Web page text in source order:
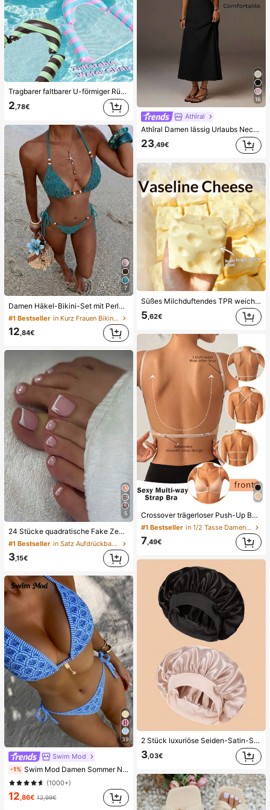
Tragbarer faltbarer U-förmiger Rückenlehnen-Wasserschwimmer, Farbblock-gestreifter Cut Out Mesh-aufblasbarer schwimmender Stuhl, Outdoor-Strand-Heißwasser-Wasserspiel-Schwimmmatte
2,78€
7
Damen Häkel-Bikini-Set mit Perlen, Neckholder, rückenfrei, sexy, 2-teiliger Badeanzug im Boho-Stil, geeignet für Strand, Urlaub und Poolparty im Sommer, Resort-Wear
#1 Bestseller in Kurz Frauen Bikini-Sets
12 ,84€
5
24 Stücke quadratische Fake Zehennägel Aufkleber für neue Nagelkunst! Modischer Retro-Nude-Weiß-Basis, Wolkenweiß-Trimm Französisch Fake Zehennagel Set, elegantes cremiges Französisch Fullcover Fake Zehennagel Set, entworfen für Frauen und Mädchen. Set beinhaltet 1 Klebeblatt und 1 Mini-Nagelfeile, Gelee-Gel, Zufallslieferung. Aufklebe-Nägel, Nagelkunst-Zubehör, Nagel-Produkte.
#1 Bestseller in Satz Aufdrückbare künstliche Nägel
3,15€
39
Swim Mod
-1% Swim Mod Damen Sommer Neu Gerandeter Neckholder Rückenfreier Bindeseiten Allover-Muster Bikini Set
(1000+)
12,86€ 12,99€
16
Athîral
Athîral Damen lässig Urlaubs Neckholder ärmelloses Kleid mit offenen Schultern, modische Einfarbig, geeignet für Dates, Partys, Ausflüge, elegantes Kleid
23,49€
Süßes Milchduftendes TPR weiches quetschbares Dumpling-förmiges Stressabbau-Spielzeug, 5cm niedliches lustiges Quetsch-Stressabbau-Ornament, modisches praktisches Geschenk, geeignet für Geburtstag, Ostern, Halloween, Weihnachten und verschiedene Partygeschenke, stimmungsaufhellend
5 ,62€
Crossover trägerloser Push-Up BH, nahtloses U-Rücken Design unsichtbarer BH geeignet für verschiedene Kleider, verstellbare Träger, hautfarbene nahtlose Unterwäsche für Hochzeit/Party, schick & elegant, ganztägiger Komfort
#1 Bestseller in 1/2 Tasse Damen BHs & Bralettes
7 ,49€
2 Stück luxuriöse Seiden-Satin-Schlafmützen, einfarbig, elastische Haarschutzmützen, leicht und bequem für die ganze Nacht, Haarpflege, Dusche, sanfter Sitz auf der Kopfhaut, für sie
3,03€